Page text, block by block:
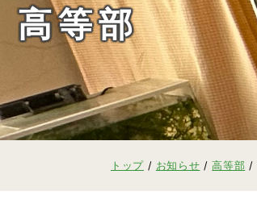
高等部
現
トップ/ お知らせ /高等部 /